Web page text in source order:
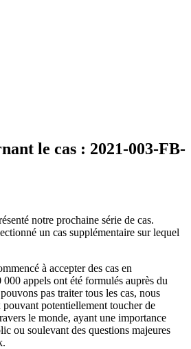
le cas : 2021-003-FB-
notre prochaine série de cas.
un cas supplémentaire sur lequel
à accepter des cas en
appels ont été formulés auprès du
pas traiter tous les cas, nous
potentiellement toucher de
le monde, ayant une importance
ou soulevant des questions majeures